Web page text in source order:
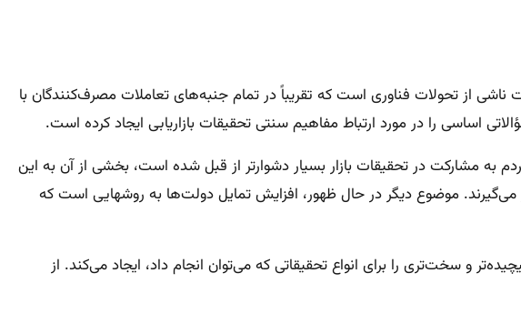
از تحولات فناوری است که تقریباً در تمام جنبه‌های تعاملات مصرف‌کنندگان با
به مشارکت در تحقیقات بازار بسیار دشوارتر از قبل شده است، بخشی از آن به این
دلیل است که ابزارهای تحقیقاتی مانند نظرسنجی‌ها تقریباً در تمام جنبه‌های زندگی روزمره ما بسیار مورد استفاده قرار می‌گیرند. موضوع دیگر در حال ظهور، افزایش تمایل دولت‌ها به روش‎هایی است که
و سخت‌تری را برای انواع تحقیقاتی که می‌توان انجام داد، ایجاد می‌کند. از